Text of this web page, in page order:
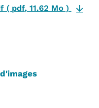
( pdf, 11.62 Mo )